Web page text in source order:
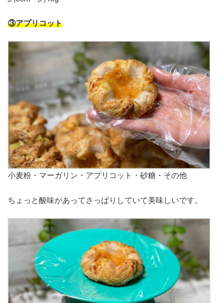
③アプリコット
小麦粉・マーガリン・アプリコット・砂糖・その他
ちょっと酸味があってさっぱりしていて美味しいです。